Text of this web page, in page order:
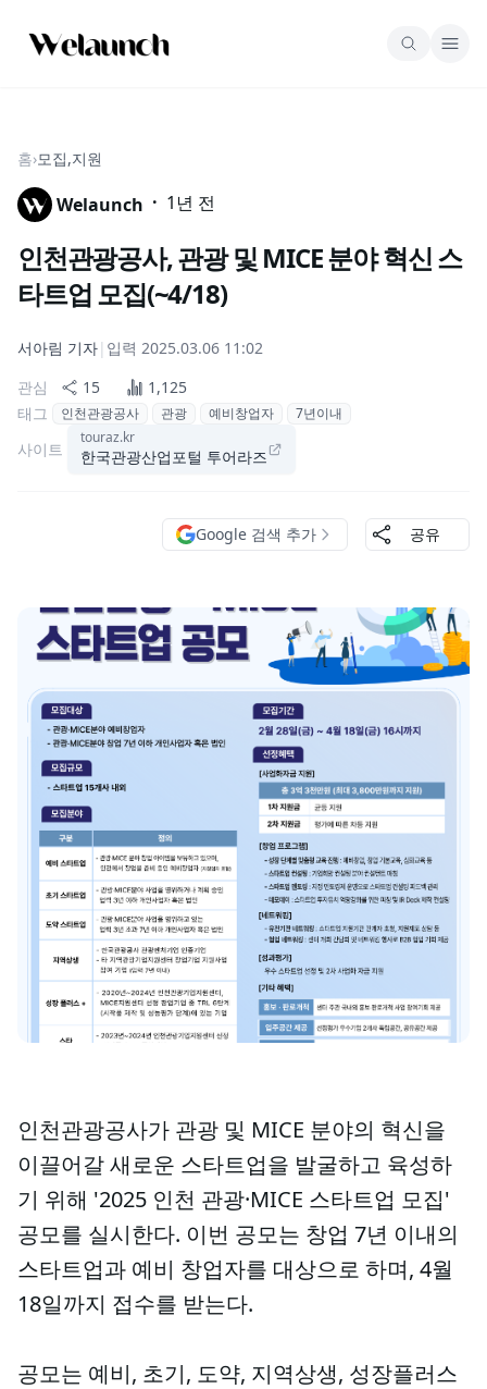
홈›모집,지원
Welaunch · 1년 전
인천관광공사, 관광 및 MICE 분야 혁신 스
타트업 모집(~4/18)
서아림 기자| 입력 2025.03.06 11:02
관심
15
1,125
태그
인천관광공사 관광 예비창업자 7년이내
사이트
touraz.kr
한국관광산업포털 투어라즈
Google 검색 추가 공유
인천관광공사가 관광 및 MICE 분야의 혁신을
이끌어갈 새로운 스타트업을 발굴하고 육성하
기 위해 '2025 인천 관광·MICE 스타트업 모집'
공모를 실시한다. 이번 공모는 창업 7년 이내의
스타트업과 예비 창업자를 대상으로 하며, 4월
18일까지 접수를 받는다.
공모는 예비, 초기, 도약, 지역상생, 성장플러스